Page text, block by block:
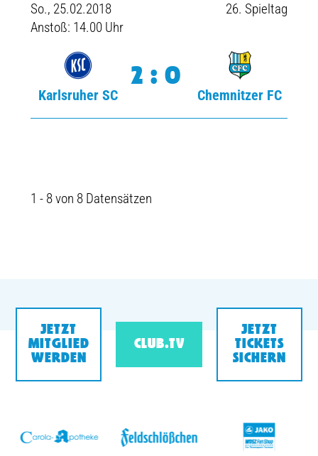
So., 25.02.2018
Anstoß: 14.00 Uhr
26. Spieltag
Karlsruher SC
2:0
Chemnitzer FC
1 - 8 von 8 Datensätzen
JETZT
MITGLIED
WERDEN
CLUB.TV
JETZT
TICKETS
SICHERN